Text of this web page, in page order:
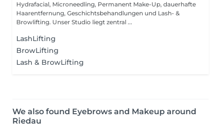
Hydrafacial, Microneedling, Permanent Make-Up, dauerhafte
Haarentfernung, Geschichtsbehandlungen und Lash- &
Browlifting. Unser Studio liegt zentral ...
LashLifting
BrowLifting
Lash & BrowLifting
We also found Eyebrows and Makeup around
Riedau